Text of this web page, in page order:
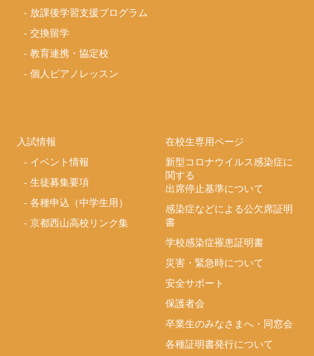
- 放課後学習支援プログラム
-交換留学
-教育連携・協定校
-個人ピアノレッスン
入試情報
- イベント情報
-生徒募集要項
-各種申込（中学生用）
-京都西山高校リンク集
在校生専用ページ
新型コロナウイルス感染症に
関する
出席停止基準について
感染症などによる公欠席証明
書
学校感染症罹患証明書
災害・緊急時について
安全サポート
保護者会
卒業生のみなさまへ・同窓会
各種証明書発行について